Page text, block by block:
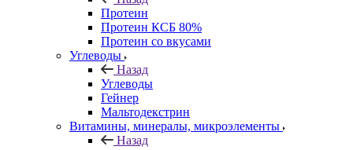
Протеин
Протеин КСБ 80%
Протеин со вкусами
Углеводы
Назад
Углеводы
Гейнер
Мальтодекстрин
Витамины, минералы, микроэлементы
Назад